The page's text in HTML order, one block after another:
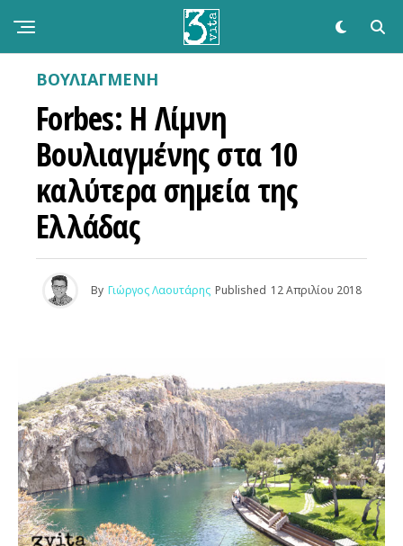
ΒΟΥΛΙΑΓΜΕΝΗ
Forbes: Η Λίμνη
Βουλιαγμένης στα 10
καλύτερα σημεία της
Ελλάδας
By Γιώργος Λαουτάρης Published 12 Απριλίου 2018